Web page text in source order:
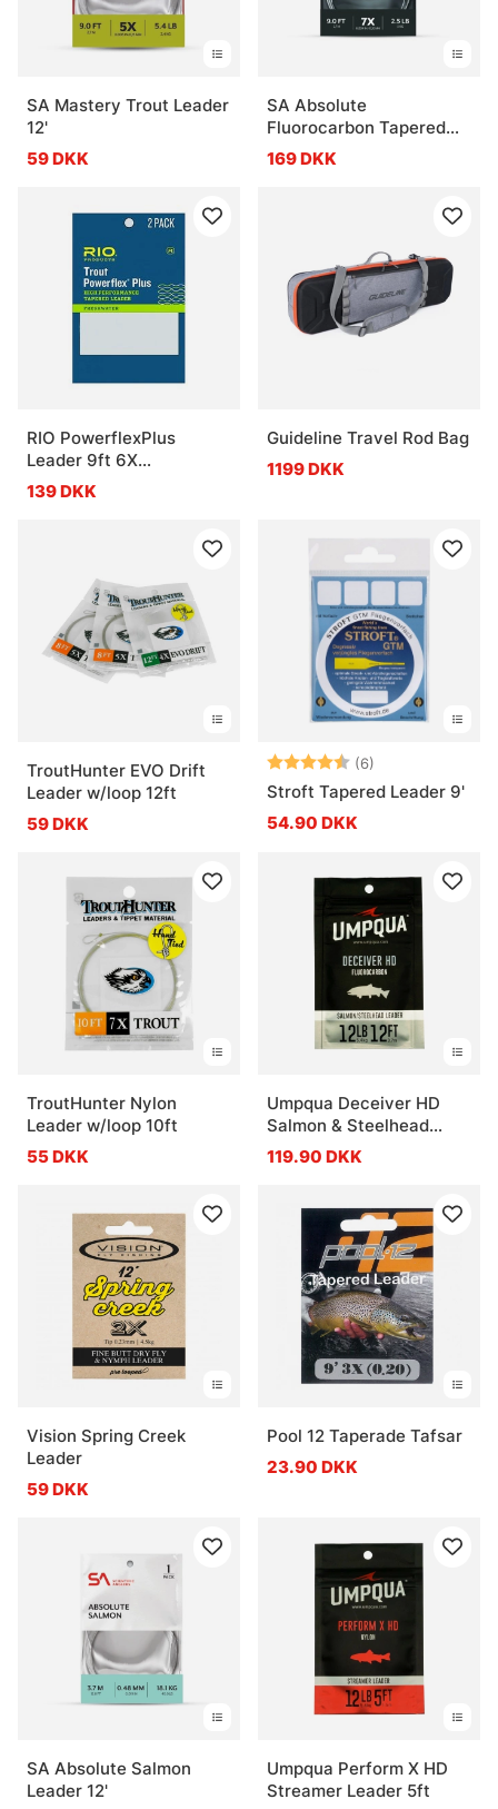
SA Mastery Trout Leader
12'
59 DKK
SA Absolute
Fluorocarbon Tapered
Leader 9'
169 DKK
RIO PowerflexPlus
Leader 9ft 6X
0,12mm/1,8kg 2-pack
139 DKK
Guideline Travel Rod Bag
1199 DKK
TroutHunter EVO Drift
Leader w/loop 12ft
59 DKK
Vurdering: (6)
Stroft Tapered Leader 9'
54.90 DKK
TroutHunter Nylon
Leader w/loop 10ft
55 DKK
Umpqua Deceiver HD
Salmon & Steelhead
Fluorocarbon Leader 12ft
119.90 DKK
Vision Spring Creek
Leader
59 DKK
Pool 12 Taperade Tafsar
23.90 DKK
SA Absolute Salmon
Leader 12'
Umpqua Perform X HD
Streamer Leader 5ft